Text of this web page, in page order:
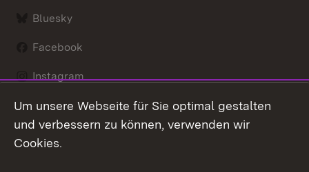
Bluesky
Facebook
Instagram
LinkedIn
Um unsere Webseite für Sie optimal gestalten
und verbessern zu können, verwenden wir
Cookies.